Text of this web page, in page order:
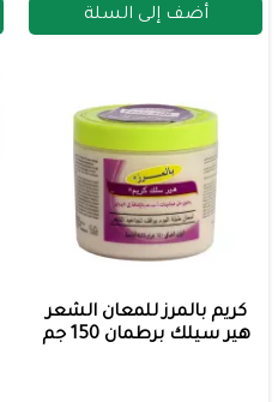
أضف إلى السلة
كريم بالمرز للمعان الشعر
هير سيلك برطمان 150 جم